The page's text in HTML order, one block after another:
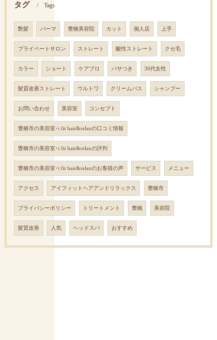
タグ Tags
艶髪 パーマ 豊橋美容院 カット 個人店 上手
プライベートサロン ストレート 酸性ストレート クセ毛
カラー ショート ケアプロ パサつき 30代女性
髪質改善ストレート ウルトワ クリームバス シャンプー
お問い合わせ 美容室 コンセプト
豊橋市の美容室･i fit hair&relaxの口コミ情報
豊橋市の美容室･i fit hair&relaxの評判
豊橋市の美容室･i fit hair&relaxのお客様の声 サービス メニュー
アクセス アイフィットヘアアンドリラックス 豊橋市
プライバシーポリシー トリートメント 豊橋 美容院
髪質改善 人気 ヘッドスパ おすすめ